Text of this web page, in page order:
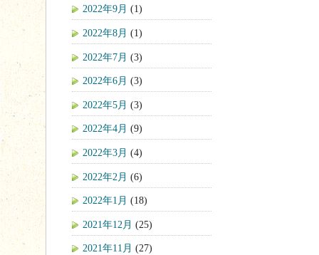
2022年9月 (1)
2022年8月 (1)
2022年7月 (3)
2022年6月 (3)
2022年5月 (3)
2022年4月 (9)
2022年3月 (4)
2022年2月 (6)
2022年1月 (18)
2021年12月 (25)
2021年11月 (27)